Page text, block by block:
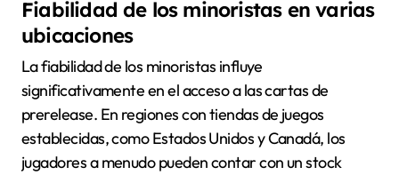
Fiabilidad de los minoristas en varias
ubicaciones
La fiabilidad de los minoristas influye
significativamente en el acceso a las cartas de
prerelease. En regiones con tiendas de juegos
establecidas, como Estados Unidos y Canadá, los
jugadores a menudo pueden contar con un stock